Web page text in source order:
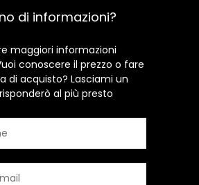
di informazioni?
maggiori informazioni
conoscere il prezzo o fare
di acquisto? Lasciami un
al più presto